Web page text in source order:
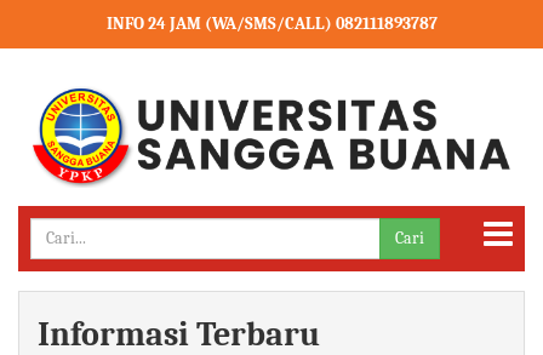
INFO 24 JAM (WA/SMS/CALL) 082111893787
Cari
Informasi Terbaru